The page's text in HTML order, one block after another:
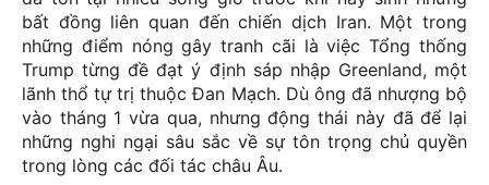
bất đồng liên quan đến chiến dịch Iran. Một trong
những điểm nóng gây tranh cãi là việc Tổng thống
Trump từng đề đạt ý định sáp nhập Greenland, một
lãnh thổ tự trị thuộc Đan Mạch. Dù ông đã nhượng bộ
vào tháng 1 vừa qua, nhưng động thái này đã để lại
những nghi ngại sâu sắc về sự tôn trọng chủ quyền
trong lòng các đối tác châu Âu.